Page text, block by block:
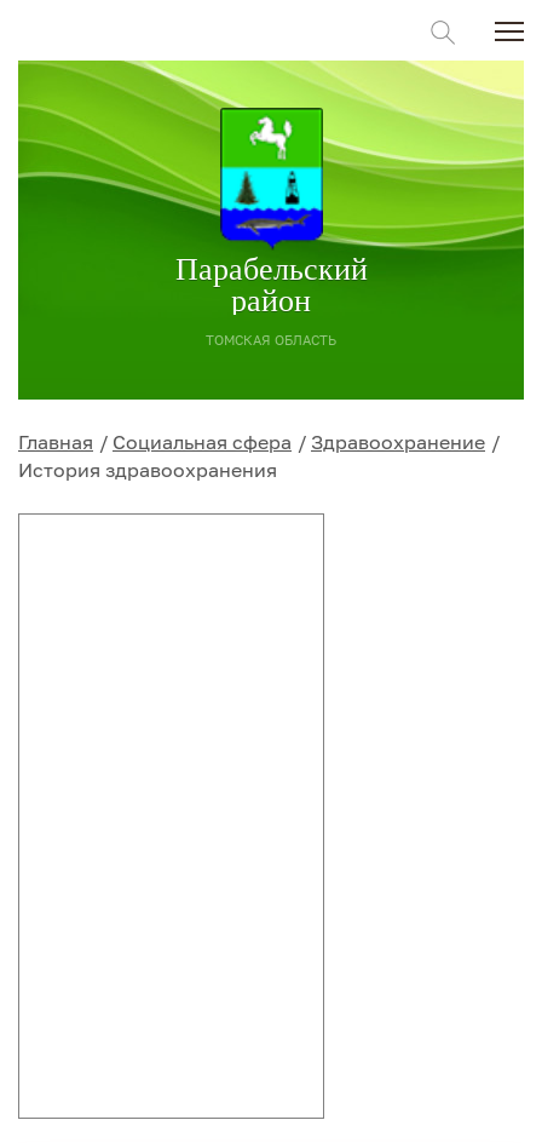
Парабельский
район
ТОМСКАЯ ОБЛАСТЬ
Главная Социальная сфера
Здравоохранение
История здравоохранения